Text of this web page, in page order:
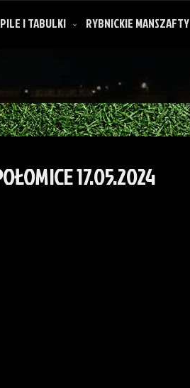
I TABULKI RYBNICKIE MANSZAFTY
17.05.2024